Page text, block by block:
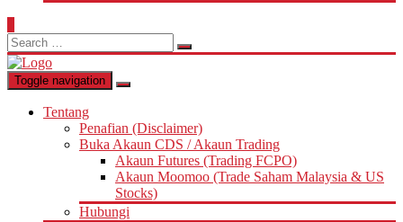
Search
for:
Toggle navigation
Tentang
Penafian (Disclaimer)
Buka Akaun CDS / Akaun Trading
Akaun Futures (Trading FCPO)
Akaun Moomoo (Trade Saham Malaysia & US
Stocks)
Hubungi